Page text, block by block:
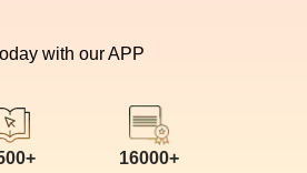
with our APP
16000+